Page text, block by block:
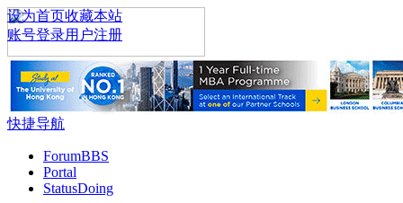
设为首页收藏本站
账号登录用户注册
快捷导航
ForumBBS
Portal
StatusDoing